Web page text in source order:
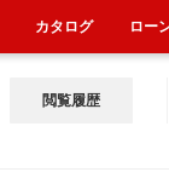
閲覧履歴
カタログ ロー